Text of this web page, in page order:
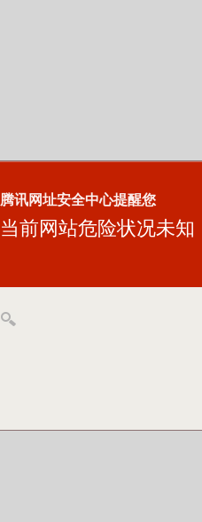
腾讯网址安全中心提醒您
当前网站危险状况未知